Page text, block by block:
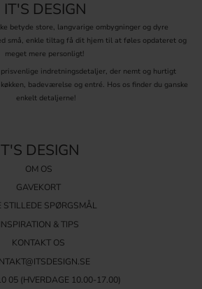
IT'S DESIGN
betyde store, langvarige ombygninger og dyre
små, enkle tiltag få dit hjem til at føles opdateret og
meget mere personligt!
prisvenlige indretningsdetaljer, der nemt og hurtigt
badeværelse og entré. Hos os finder du ganske
enkelt detaljerne!
DESIGN
OM OS
GAVEKORT
STILLEDE SPØRGSMÅL
INSPIRATION & TIPS
KONTAKT OS
05 (HVERDAGE 10.00-17.00)